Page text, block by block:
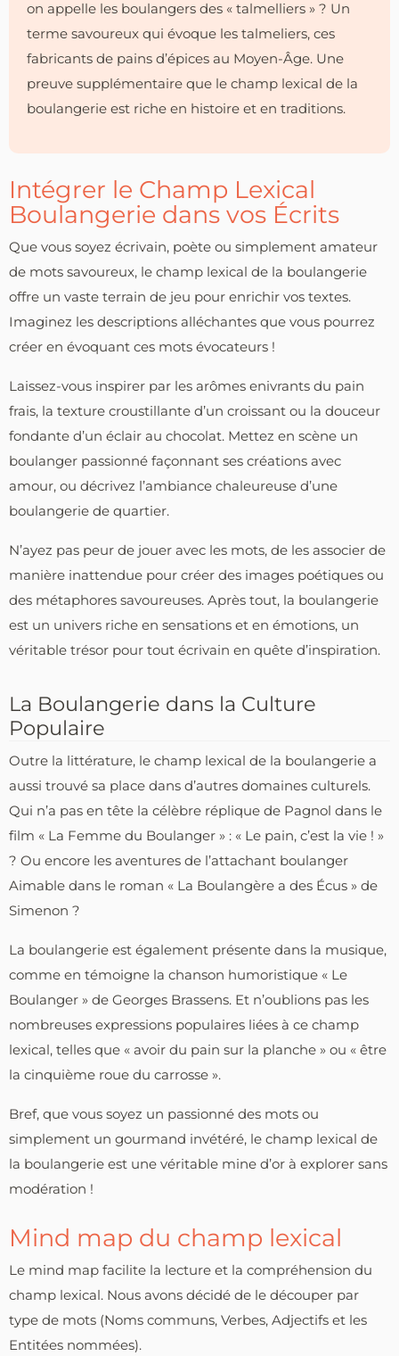
on appelle les boulangers des « talmelliers » ? Un
terme savoureux qui évoque les talmeliers, ces
fabricants de pains d’épices au Moyen-Âge. Une
preuve supplémentaire que le champ lexical de la
boulangerie est riche en histoire et en traditions.
Intégrer le Champ Lexical
Boulangerie dans vos Écrits
Que vous soyez écrivain, poète ou simplement amateur
de mots savoureux, le champ lexical de la boulangerie
offre un vaste terrain de jeu pour enrichir vos textes.
Imaginez les descriptions alléchantes que vous pourrez
créer en évoquant ces mots évocateurs !
Laissez-vous inspirer par les arômes enivrants du pain
frais, la texture croustillante d’un croissant ou la douceur
fondante d’un éclair au chocolat. Mettez en scène un
boulanger passionné façonnant ses créations avec
amour, ou décrivez l’ambiance chaleureuse d’une
boulangerie de quartier.
N’ayez pas peur de jouer avec les mots, de les associer de
manière inattendue pour créer des images poétiques ou
des métaphores savoureuses. Après tout, la boulangerie
est un univers riche en sensations et en émotions, un
véritable trésor pour tout écrivain en quête d’inspiration.
La Boulangerie dans la Culture
Populaire
Outre la littérature, le champ lexical de la boulangerie a
aussi trouvé sa place dans d’autres domaines culturels.
Qui n’a pas en tête la célèbre réplique de Pagnol dans le
film « La Femme du Boulanger » : « Le pain, c’est la vie ! »
? Ou encore les aventures de l’attachant boulanger
Aimable dans le roman « La Boulangère a des Écus » de
Simenon ?
La boulangerie est également présente dans la musique,
comme en témoigne la chanson humoristique « Le
Boulanger » de Georges Brassens. Et n’oublions pas les
nombreuses expressions populaires liées à ce champ
lexical, telles que « avoir du pain sur la planche » ou « être
la cinquième roue du carrosse ».
Bref, que vous soyez un passionné des mots ou
simplement un gourmand invétéré, le champ lexical de
la boulangerie est une véritable mine d’or à explorer sans
modération !
Mind map du champ lexical
Le mind map facilite la lecture et la compréhension du
champ lexical. Nous avons décidé de le découper par
type de mots (Noms communs, Verbes, Adjectifs et les
Entitées nommées).